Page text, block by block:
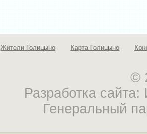
Жители Голицыно Карта Голицыно
©
Разработка
Генеральный